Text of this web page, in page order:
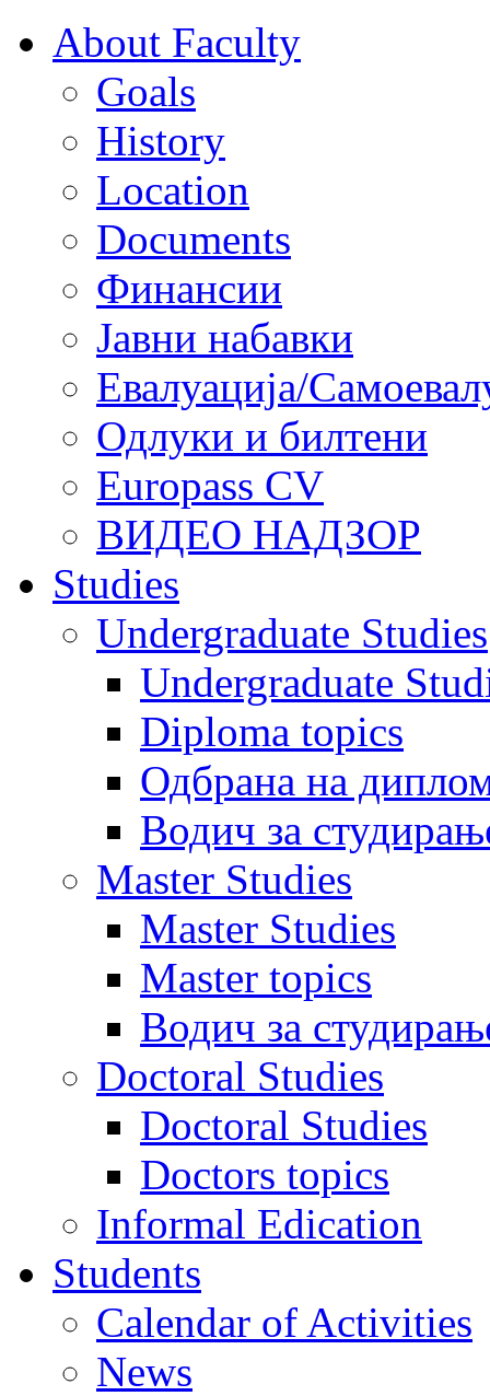
About Faculty
Goals
History
Location
Documents
Финансии
Јавни набавки
Евалуација/
Одлуки и билтени
Europass CV
ВИДЕО НАДЗОР
Studies
Undergraduate Studies
Undergraduate
Diploma topics
Одбрана на
Водич за
Master Studies
Master Studies
Master topics
Водич за
Doctoral Studies
Doctoral Studies
Doctors topics
Informal Edication
Students
Calendar of Activities
News